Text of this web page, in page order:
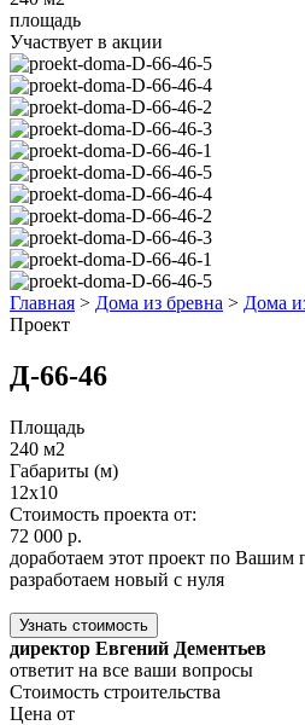
площадь
Участвует в акции
Главная > Дома из бревна > Дома
Проект
Д-66-46
Площадь
240 м2
Габариты (м)
12x10
Стоимость проекта от:
72 000 р.
доработаем этот проект по Вашим
разработаем новый с нуля
Узнать стоимость
директор Евгений Дементьев
ответит на все ваши вопросы
Стоимость строительства
Цена от